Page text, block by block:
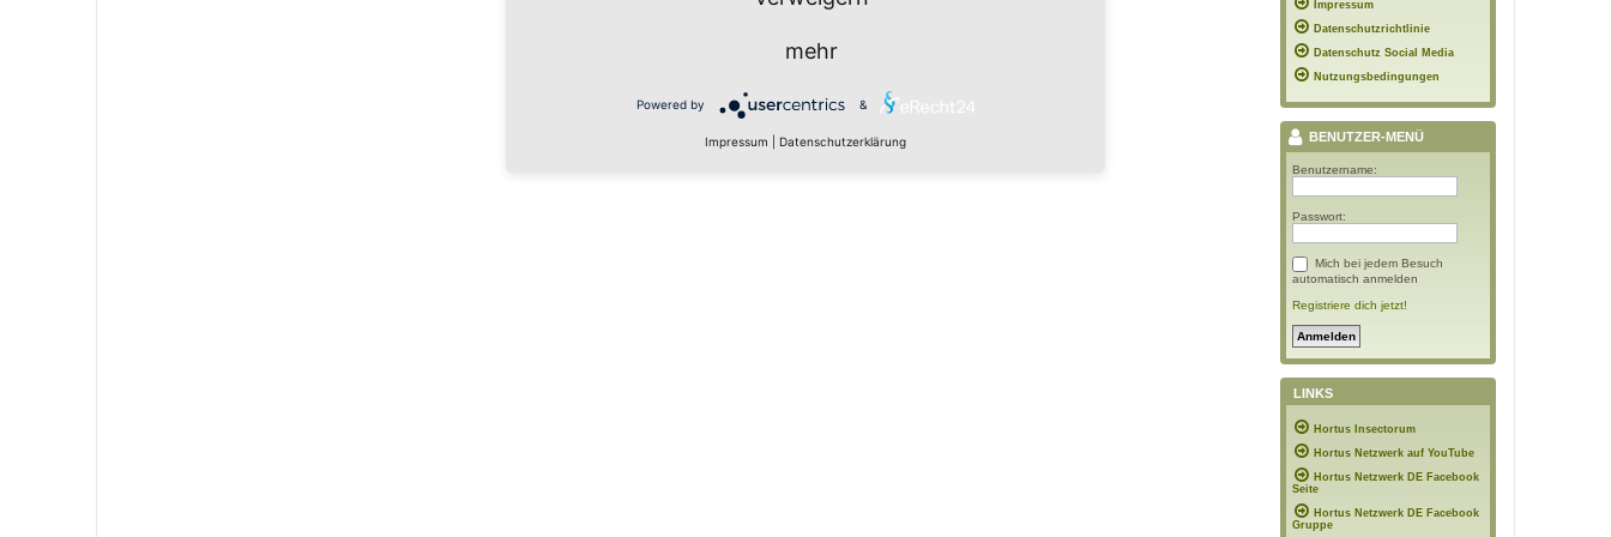
Impressum
Datenschutzrichtlinie
Datenschutz Social Media
Nutzungsbedingungen
BENUTZER-MENÜ
Benutzername:
Passwort:
Mich bei jedem Besuch
automatisch anmelden
Registriere dich jetzt!
LINKS
Hortus Insectorum
Hortus Netzwerk auf YouTube
Hortus Netzwerk DE Facebook
Seite
Hortus Netzwerk DE Facebook
Gruppe
mehr
Powered by &
Impressum Datenschutzerklärung